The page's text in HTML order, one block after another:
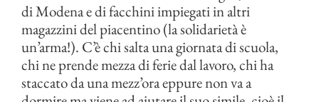
di Modena e di facchini impiegati in altri
magazzini del piacentino (la solidarietà è
un’arma!). C’è chi salta una giornata di scuola,
chi ne prende mezza di ferie dal lavoro, chi ha
staccato da una mezz’ora eppure non va a